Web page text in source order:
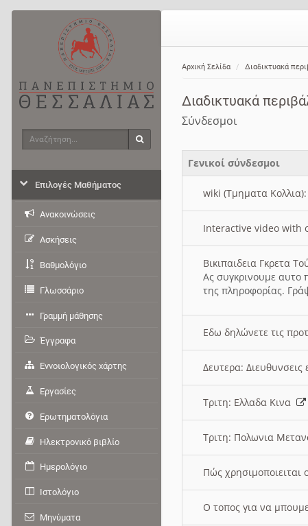
Αρχική Σελίδα Διαδικτυακά
Διαδικτυακά
Σύνδεσμοι
Γενικοί σύνδεσμοι
wiki (Τμηματα
Interactive video
Βικιπαιδεια Γκρετα
Ας συγκρινουμε αυτο
της πληροφορίας.
Εδω δηλώνετε τις
Δευτερα:
Τριτη: Ελλαδα Κινα
Τριτη: Πολωνια
Πώς
O τοπος για να
Αναζήτηση
Επιλογές Μαθήματος
Ανακοινώσεις
Ασκήσεις
Βαθμολόγιο
Γλωσσάριο
Γραμμή μάθησης
Έγγραφα
Εννοιολογικός χάρτης
Εργασίες
Ερωτηματολόγια
Ηλεκτρονικό βιβλίο
Ημερολόγιο
Ιστολόγιο
Μηνύματα